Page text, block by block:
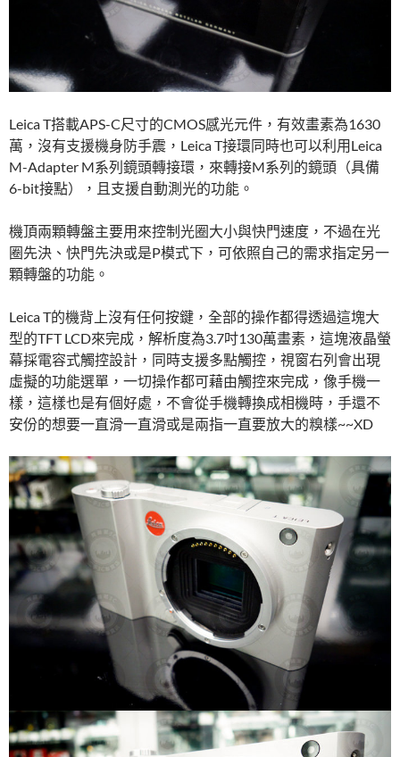
Leica T搭載APS-C尺寸的CMOS感光元件，有效畫素為1630
萬，沒有支援機身防手震，Leica T接環同時也可以利用Leica
M-Adapter M系列鏡頭轉接環，來轉接M系列的鏡頭（具備
6-bit接點），且支援自動測光的功能。
機頂兩顆轉盤主要用來控制光圈大小與快門速度，不過在光
圈先決、快門先決或是P模式下，可依照自己的需求指定另一
顆轉盤的功能。
Leica T的機背上沒有任何按鍵，全部的操作都得透過這塊大
型的TFT LCD來完成，解析度為3.7吋130萬畫素，這塊液晶螢
幕採電容式觸控設計，同時支援多點觸控，視窗右列會出現
虛擬的功能選單，一切操作都可藉由觸控來完成，像手機一
樣，這樣也是有個好處，不會從手機轉換成相機時，手還不
安份的想要一直滑一直滑或是兩指一直要放大的糗樣~~XD